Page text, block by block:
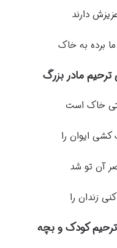
دارند
برده به خاک
مادر بزرگ
خاک است
ایوان را
آن تو شد
زندان را
کودک و بچه